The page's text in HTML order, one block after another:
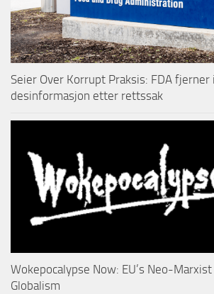
Seier Over Korrupt Praksis: FDA
desinformasjon etter rettssak
Wokepocalypse Now: EU’s Neo-
Globalism